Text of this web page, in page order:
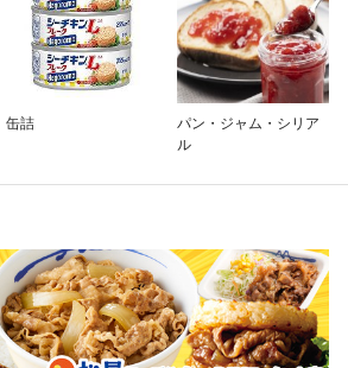
缶詰
パン・ジャム・シリア
ル